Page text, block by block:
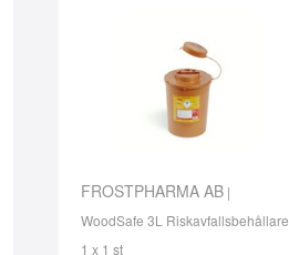
FROSTPHARMA AB |
WoodSafe 3L Riskavfallsbehållare
1 x 1 st